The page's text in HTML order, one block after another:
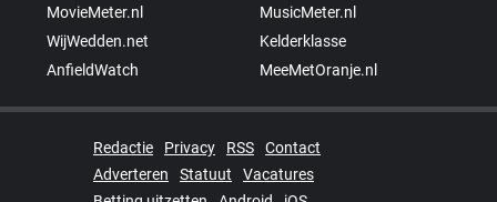
MovieMeter.nl
MusicMeter.nl
WijWedden.net
Kelderklasse
AnfieldWatch
MeeMetOranje.nl
Redactie Privacy RSS
Contact
Adverteren
Statuut
Vacatures